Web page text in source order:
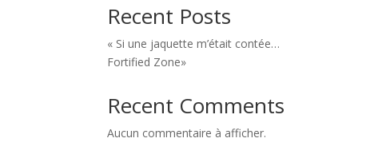
Recent Posts
« Si une jaquette m’était contée…
Fortified Zone»
Recent Comments
Aucun commentaire à afficher.